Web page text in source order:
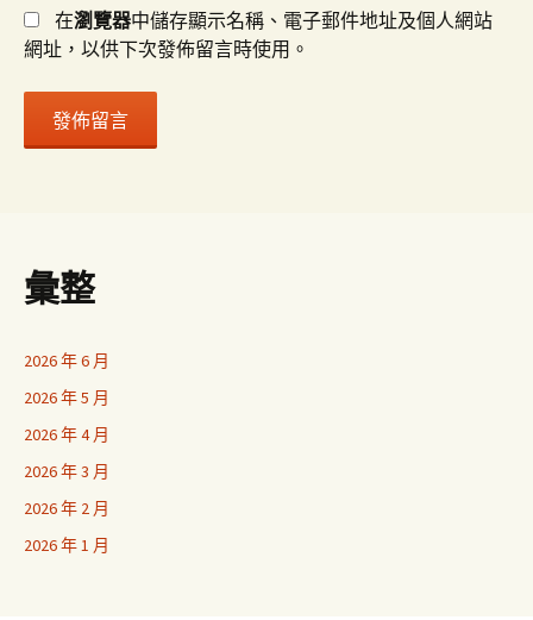
在瀏覽器中儲存顯示名稱、電子郵件地址及個人網站
網址，以供下次發佈留言時使用。
彙整
2026 年 6 月
2026 年 5 月
2026 年 4 月
2026 年 3 月
2026 年 2 月
2026 年 1 月